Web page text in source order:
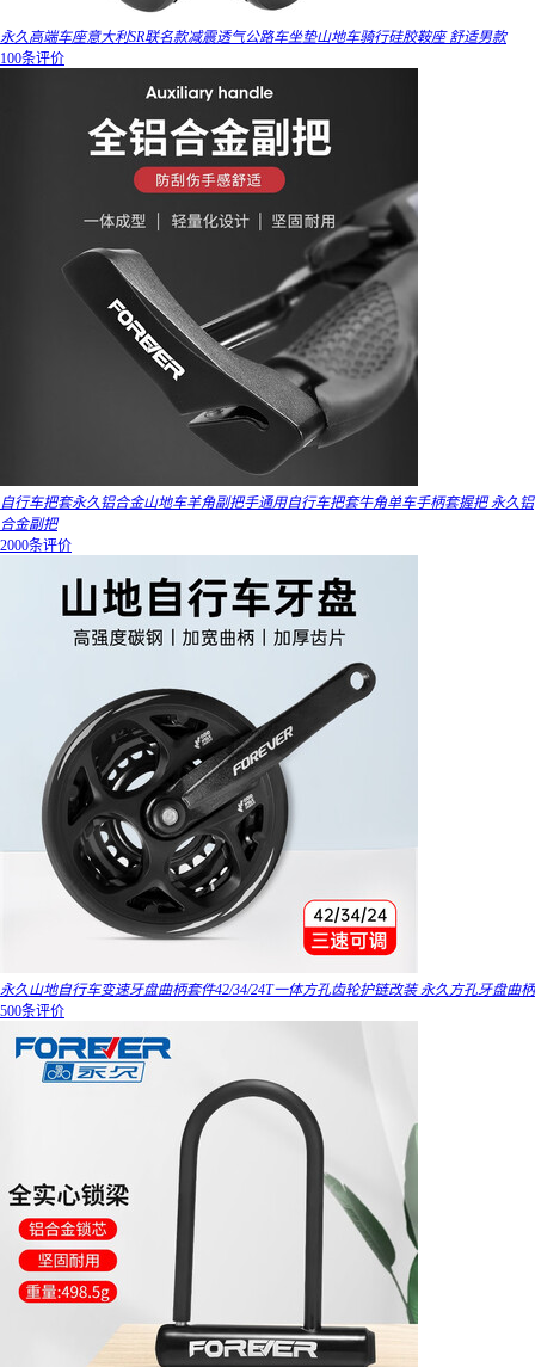
永久高端车座意大利SR联名款减震透气公路车坐垫山地车骑行硅胶鞍座 舒适男款
100条评价
自行车把套永久铝合金山地车羊角副把手通用自行车把套牛角单车手柄套握把 永久铝
合金副把
2000条评价
永久山地自行车变速牙盘曲柄套件42/34/24T一体方孔齿轮护链改装 永久方孔牙盘曲柄
500条评价